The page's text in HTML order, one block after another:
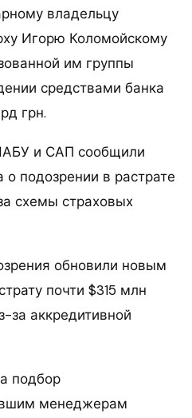
владельцу
Игорю Коломойскому
им группы
средствами банка
грн.
и САП сообщили
подозрении в растрате
схемы страховых
обновили новым
почти $315 млн
за аккредитивной
подбор
менеджерам